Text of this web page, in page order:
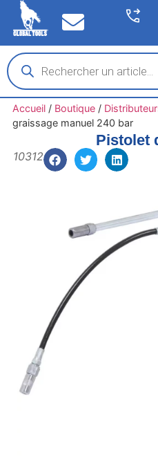
Accueil/ Boutique/
graissage manuel 240 bar
Pistolet
10312